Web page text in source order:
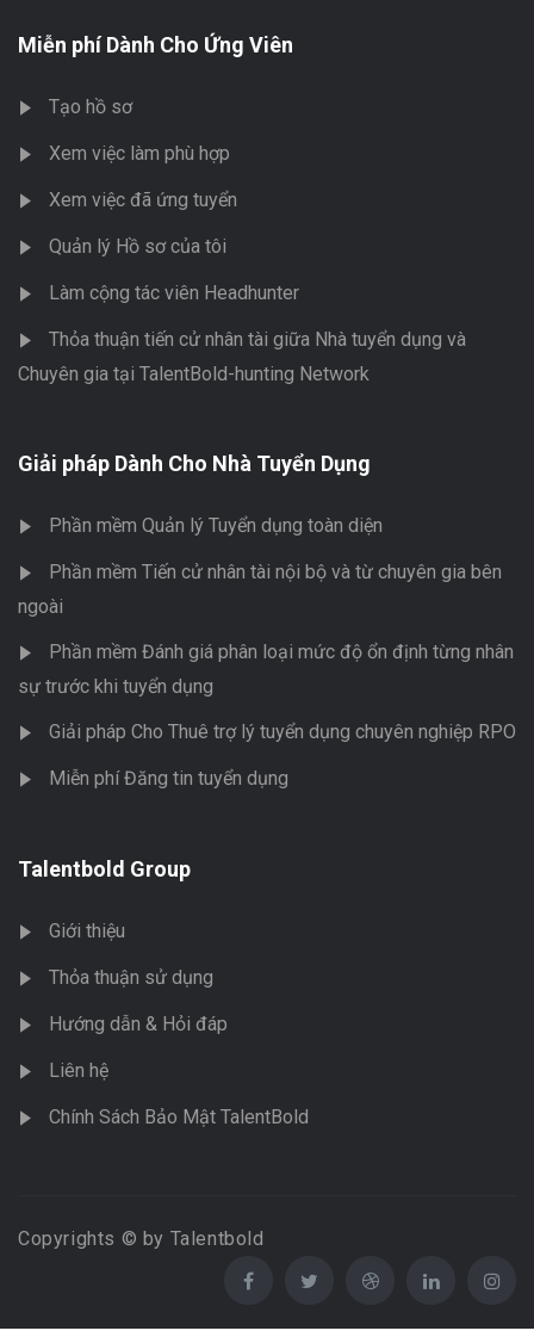
Miễn phí Dành Cho Ứng Viên
Tạo hồ sơ
Xem việc làm phù hợp
Xem việc đã ứng tuyển
Quản lý Hồ sơ của tôi
Làm cộng tác viên Headhunter
Thỏa thuận tiến cử nhân tài giữa Nhà tuyển dụng và
Chuyên gia tại TalentBold-hunting Network
Giải pháp Dành Cho Nhà Tuyển Dụng
Phần mềm Quản lý Tuyển dụng toàn diện
Phần mềm Tiến cử nhân tài nội bộ và từ chuyên gia bên
ngoài
Phần mềm Đánh giá phân loại mức độ ổn định từng nhân
sự trước khi tuyển dụng
Giải pháp Cho Thuê trợ lý tuyển dụng chuyên nghiệp RPO
Miễn phí Đăng tin tuyển dụng
Talentbold Group
Giới thiệu
Thỏa thuận sử dụng
Hướng dẫn & Hỏi đáp
Liên hệ
Chính Sách Bảo Mật TalentBold
Copyrights © by Talentbold